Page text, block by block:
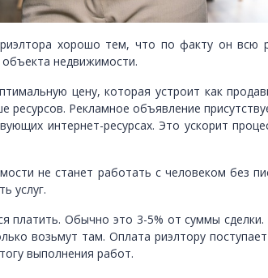
хорошо тем, что по факту он всю
недвижимости.
цену, которая устроит как
ресурсов. Рекламное объявление
интернет-ресурсах. Это ускорит
не станет работать с человеком без
услуг.
платить. Обычно это 3-5% от суммы
возьмут там. Оплата риэлтору
выполнения работ.